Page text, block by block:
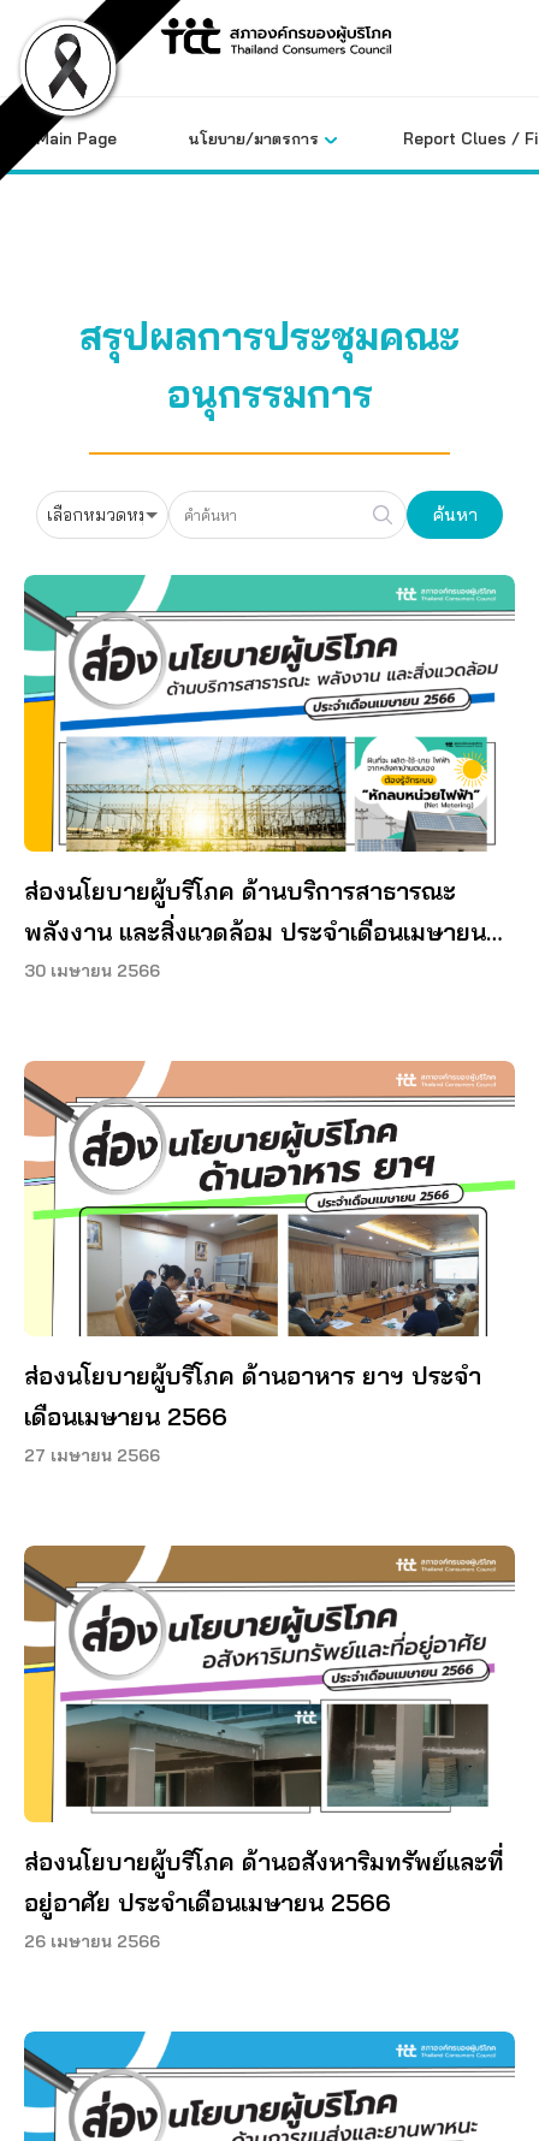
content
Main Page นโยบาย/มาตรการ Report Clues /
สรุปผลการประชุมคณะ
อนุกรรมการ
ค้นหา
ส่องนโยบายผู้บริโภค ด้านบริการสาธารณะ
พลังงาน และสิ่งแวดล้อม ประจำเดือนเมษายน
2566
30 เมษายน 2566
ส่องนโยบายผู้บริโภค ด้านอาหาร ยาฯ ประจำ
เดือนเมษายน 2566
27 เมษายน 2566
ส่องนโยบายผู้บริโภค ด้านอสังหาริมทรัพย์และที่
อยู่อาศัย ประจำเดือนเมษายน 2566
26 เมษายน 2566